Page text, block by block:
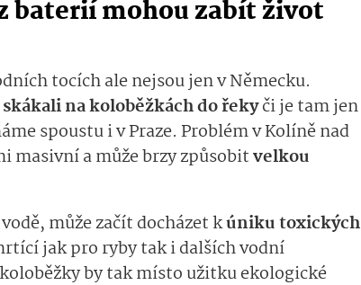
baterií mohou zabít život
tocích ale nejsou jen v Německu.
na koloběžkách do řekyči je tam jen
spoustu i v Praze. Problém v Kolíně nad
masivní a může brzy způsobitvelkou
může začít docházet kúniku toxických
jak pro ryby tak i dalších vodní
by tak místo užitku ekologické